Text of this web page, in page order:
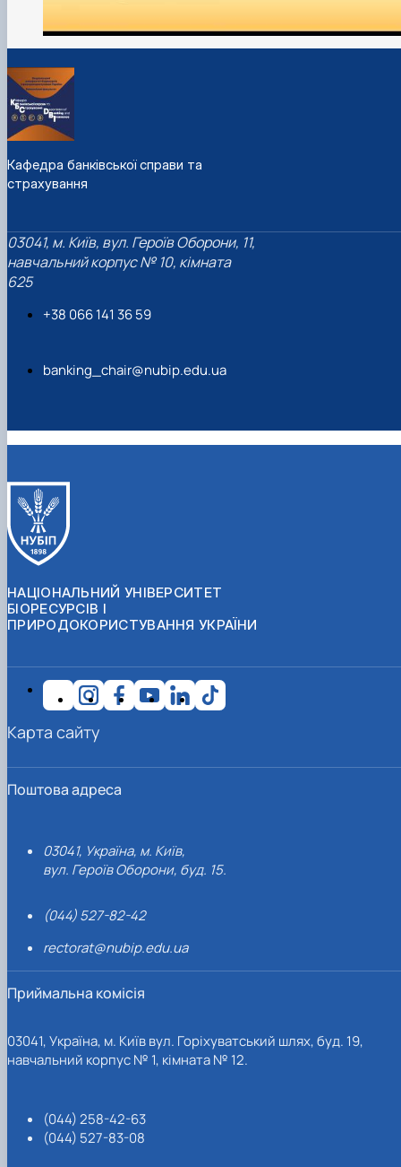
Кафедра банківської справи та
страхування
03041, м. Київ, вул. Героїв Оборони, 11,
навчальний корпус № 10, кімната
625
+38 066 141 36 59
banking_chair@nubip.edu.ua
НАЦІОНАЛЬНИЙ УНІВЕРСИТЕТ
БІОРЕСУРСІВ І
ПРИРОДОКОРИСТУВАННЯ УКРАЇНИ
Поштова адреса
03041, Україна, м. Київ,
вул. Героїв Оборони, буд. 15.
(044) 527-82-42
rectorat@nubip.edu.ua
Приймальна комісія
03041, Україна, м. Київ вул. Горіхуватський шлях, буд. 19,
навчальний корпус № 1, кімната № 12.
(044) 258-42-63
(044) 527-83-08
Карта сайту